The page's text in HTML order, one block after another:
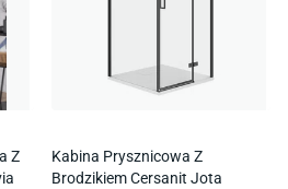
Z
Kabina Prysznicowa Z
Brodzikiem Cersanit Jota